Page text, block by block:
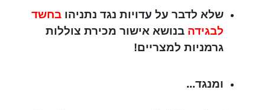
שלא לדבר על עדויות נגד נתניהו בחשד
לבגידה בנושא אישור מכירת צוללות
גרמניות למצריים!
ומנגד...